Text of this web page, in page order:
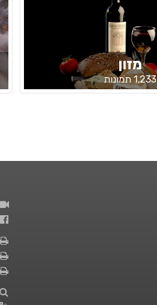
מזון
1,233 תמונות